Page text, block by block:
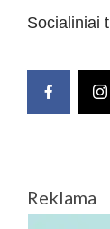
Socialiniai
Reklama